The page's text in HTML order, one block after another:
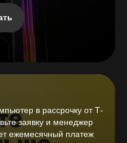
в рассрочку от Т-
заявку и менеджер
ежемесячный платеж